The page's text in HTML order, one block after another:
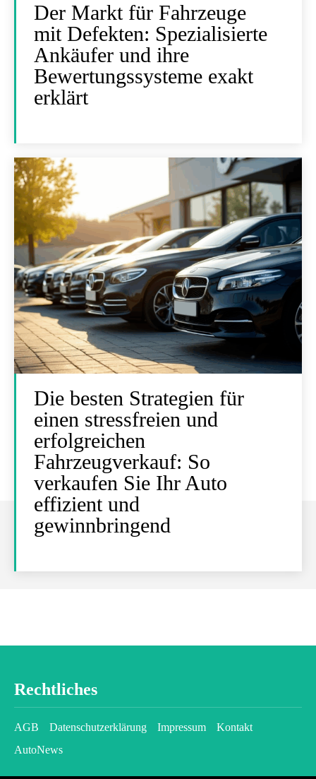
Der Markt für Fahrzeuge
mit Defekten: Spezialisierte
Ankäufer und ihre
Bewertungssysteme exakt
erklärt
Die besten Strategien für
einen stressfreien und
erfolgreichen
Fahrzeugverkauf: So
verkaufen Sie Ihr Auto
effizient und
gewinnbringend
Rechtliches
AGB Datenschutzerklärung Impressum
Kontakt
AutoNews